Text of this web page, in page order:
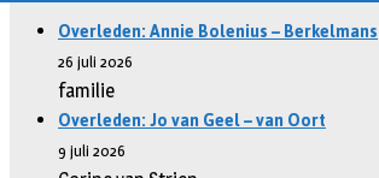
Overleden: Annie Bolenius – Berkelmans
26 juli 2026
familie
Overleden: Jo van Geel – van Oort
9 juli 2026